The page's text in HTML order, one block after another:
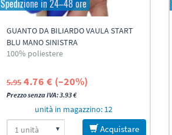
Spedizione in 24–48 ore
GUANTO DA BILIARDO VAULA START
BLU MANO SINISTRA
100% poliestere
5.95 4.76 € (–20%)
Prezzo senza IVA: 3.93 €
unità in magazzino: 12
Acquistare